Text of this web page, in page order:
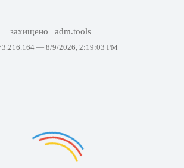
захищено adm.tools
— 8/9/2026, 2:19:03 PM